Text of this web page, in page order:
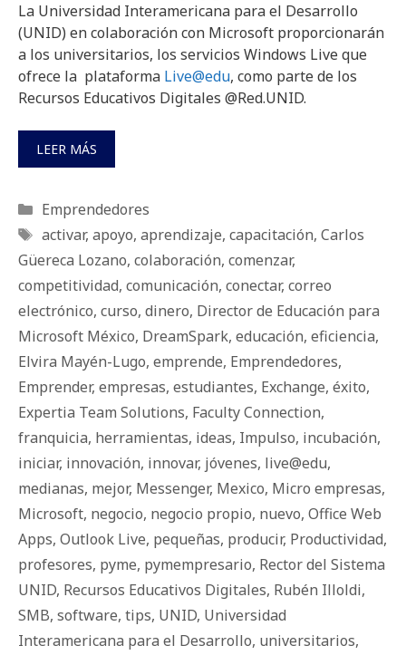
La Universidad Interamericana para el Desarrollo
(UNID) en colaboración con Microsoft proporcionarán
a los universitarios, los servicios Windows Live que
ofrece la plataforma Live@edu, como parte de los
Recursos Educativos Digitales @Red.UNID.
LEER MÁS
Categorías
Emprendedores
Etiquetas
activar, apoyo, aprendizaje, capacitación, Carlos
Güereca Lozano, colaboración, comenzar,
competitividad, comunicación, conectar, correo
electrónico, curso, dinero, Director de Educación para
Microsoft México, DreamSpark, educación, eficiencia,
Elvira Mayén-Lugo, emprende, Emprendedores,
Emprender, empresas, estudiantes, Exchange, éxito,
Expertia Team Solutions, Faculty Connection,
franquicia, herramientas, ideas, Impulso, incubación,
iniciar, innovación, innovar, jóvenes, live@edu,
medianas, mejor, Messenger, Mexico, Micro empresas,
Microsoft, negocio, negocio propio, nuevo, Office Web
Apps, Outlook Live, pequeñas, producir, Productividad,
profesores, pyme, pymempresario, Rector del Sistema
UNID, Recursos Educativos Digitales, Rubén Illoldi,
SMB, software, tips, UNID, Universidad
Interamericana para el Desarrollo, universitarios,